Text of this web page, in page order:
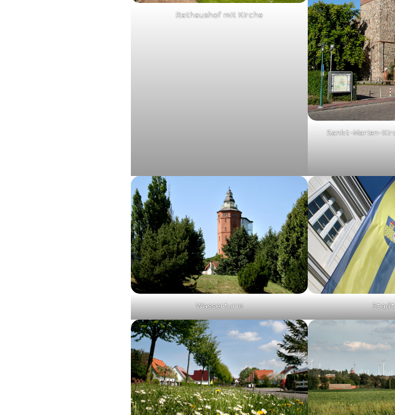
Rathaushof mit Kirche
Sankt-Marien-
Wasserturm